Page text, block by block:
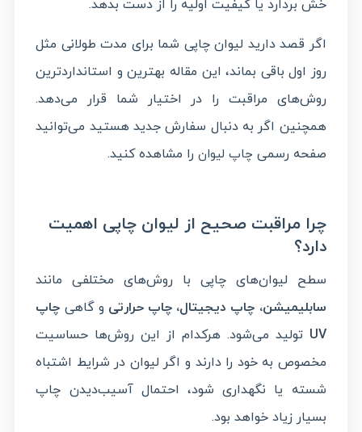
خش بردارد یا کیفیت اولیه را از دست بدهد.
اگر قصد دارید لیوان چاپی شما برای مدت طولانی مثل
روز اول باقی بماند، این مقاله بهترین و استانداردترین
روش‌های مراقبت را در اختیار شما قرار می‌دهد.
همچنین اگر به دنبال سفارش جدید هستید می‌توانید
صفحه رسمی چاپ لیوان را مشاهده کنید.
چرا مراقبت صحیح از لیوان چاپی اهمیت
دارد؟
سطح لیوان‌های چاپی با روش‌های مختلفی مانند
سابلیمیشن، چاپ دیجیتال، چاپ حرارتی و گاهی چاپ
UV تولید می‌شود. هرکدام از این روش‌ها حساسیت
مخصوص به خود را دارند و اگر لیوان در شرایط اشتباه
شسته یا نگهداری شود، احتمال آسیب‌دیدن چاپ
بسیار زیاد خواهد بود.